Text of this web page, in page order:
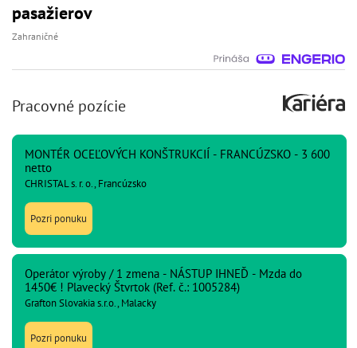
pasažierov
Zahraničné
Pracovné pozície
MONTÉR OCEĽOVÝCH KONŠTRUKCIÍ - FRANCÚZSKO - 3 600
netto
CHRISTAL s. r. o., Francúzsko
Pozri ponuku
Operátor výroby / 1 zmena - NÁSTUP IHNEĎ - Mzda do
1450€ ! Plavecký Štvrtok (Ref. č.: 1005284)
Grafton Slovakia s.r.o., Malacky
Pozri ponuku